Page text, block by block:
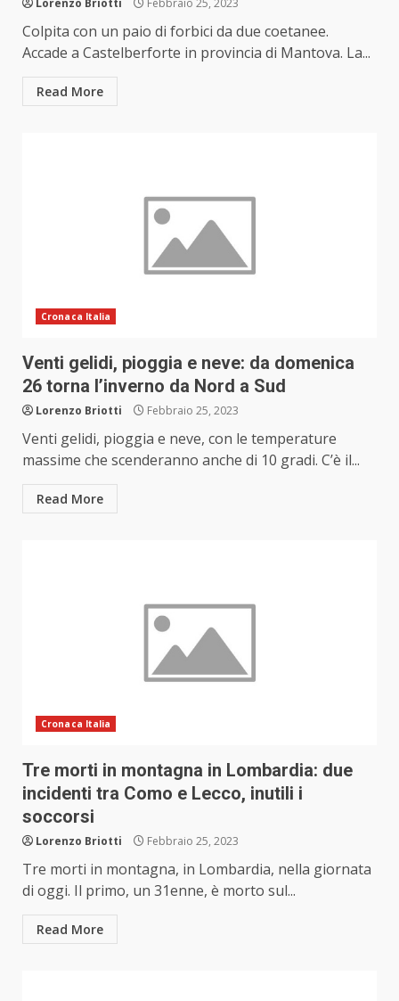
Lorenzo Briotti Febbraio 25, 2023
Colpita con un paio di forbici da due coetanee.
Accade a Castelberforte in provincia di Mantova. La...
Read More
Cronaca Italia
Venti gelidi, pioggia e neve: da domenica
26 torna l’inverno da Nord a Sud
Lorenzo Briotti Febbraio 25, 2023
Venti gelidi, pioggia e neve, con le temperature
massime che scenderanno anche di 10 gradi. C’è il...
Read More
Cronaca Italia
Tre morti in montagna in Lombardia: due
incidenti tra Como e Lecco, inutili i
soccorsi
Lorenzo Briotti Febbraio 25, 2023
Tre morti in montagna, in Lombardia, nella giornata
di oggi. Il primo, un 31enne, è morto sul...
Read More